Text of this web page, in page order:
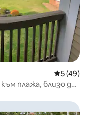
Средна
5 (49)
плажа, близо до